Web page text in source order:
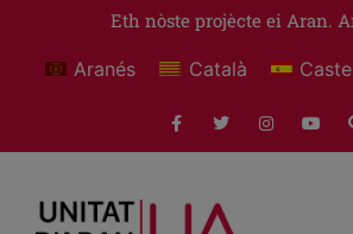
Eth nòste projècte ei Aran.
Aranés Català